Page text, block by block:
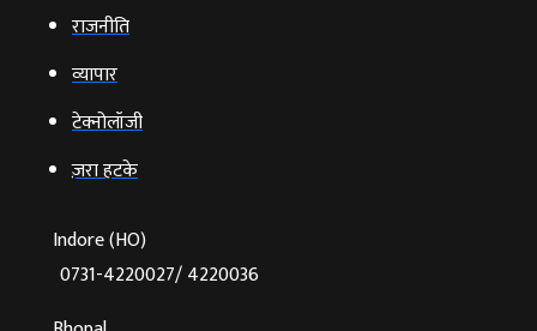
राजनीति
व्‍यापार
टेक्‍नोलॉजी
ज़रा हटके
Indore (HO)
0731-4220027/ 4220036